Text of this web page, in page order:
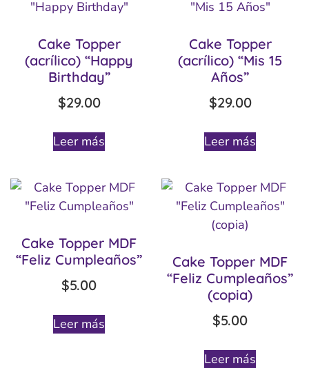
Cake Topper
(acrílico) “Happy
Birthday”
$29.00
Leer más
Cake Topper
(acrílico) “Mis 15
Años”
$29.00
Leer más
Cake Topper MDF
“Feliz Cumpleaños”
$5.00
Leer más
Cake Topper MDF
“Feliz Cumpleaños”
(copia)
$5.00
Leer más